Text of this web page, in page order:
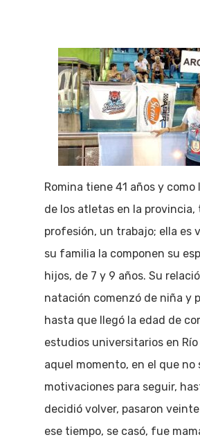
Romina tiene 41 años y como
de los atletas en la provincia,
profesión, un trabajo; ella es
su familia la componen su
hijos, de 7 y 9 años. Su
natación comenzó de niña y
hasta que llegó la edad de
estudios universitarios en Río
aquel momento, en el que no
motivaciones para seguir,
decidió volver, pasaron veinte
ese tiempo, se casó, fue